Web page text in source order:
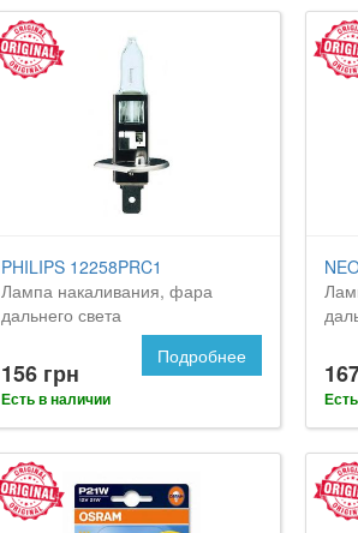
PHILIPS 12258PRC1
Лампа накаливания, фара
дальнего света
156 грн
Есть в наличии
Подробнее